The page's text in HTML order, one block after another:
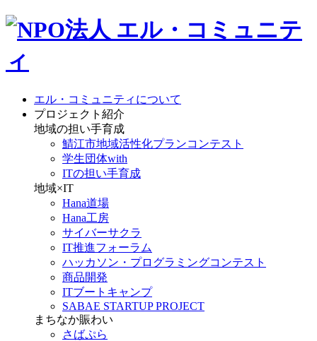
エル・コミュニティについて
プロジェクト紹介
地域の担い手育成
鯖江市地域活性化プランコンテスト
学生団体with
ITの担い手育成
地域×IT
Hana道場
Hana工房
サイバーサクラ
IT推進フォーラム
ハッカソン・プログラミングコンテスト
商品開発
ITブートキャンプ
SABAE STARTUP PROJECT
まちなか賑わい
さばぷら